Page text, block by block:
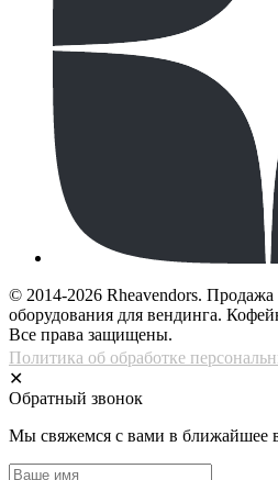
© 2014-2026 Rheavendors. Продажа
оборудования для вендинга.
Все права защищены.
Политика об обработке
✕
Обратный звонок
Мы свяжемся с вами в ближайшее